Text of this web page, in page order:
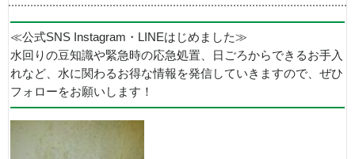
≪公式SNS Instagram・LINEはじめました≫
水回りの豆知識や緊急時の応急処置、日ごろからできるお手入
れなど、水に関わるお得な情報を発信していきますので、ぜひ
フォローをお願いします！